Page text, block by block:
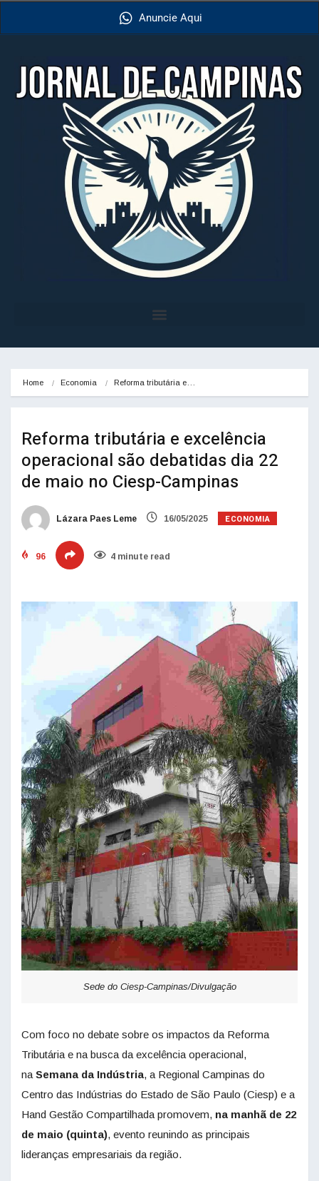
Anuncie Aqui
Home Economia Reforma tributária e…
Reforma tributária e excelência
operacional são debatidas dia 22
de maio no Ciesp-Campinas
Lázara Paes Leme 16/05/2025 ECONOMIA
96 4 minute read
Sede do Ciesp-Campinas/Divulgação
Com foco no debate sobre os impactos da Reforma
Tributária e na busca da excelência operacional,
na Semana da Indústria, a Regional Campinas do
Centro das Indústrias do Estado de São Paulo (Ciesp) e a
Hand Gestão Compartilhada promovem, na manhã de 22
de maio (quinta), evento reunindo as principais
lideranças empresariais da região.